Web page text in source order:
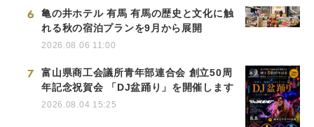
6
亀の井ホテル 有馬 有馬の歴史と文化に触
れる秋の宿泊プランを9月から展開
2026.08.06 11:00
7
富山県商工会議所青年部連合会 創立50周
年記念祝賀会 「DJ盆踊り」を開催します
2026.08.04 15:25